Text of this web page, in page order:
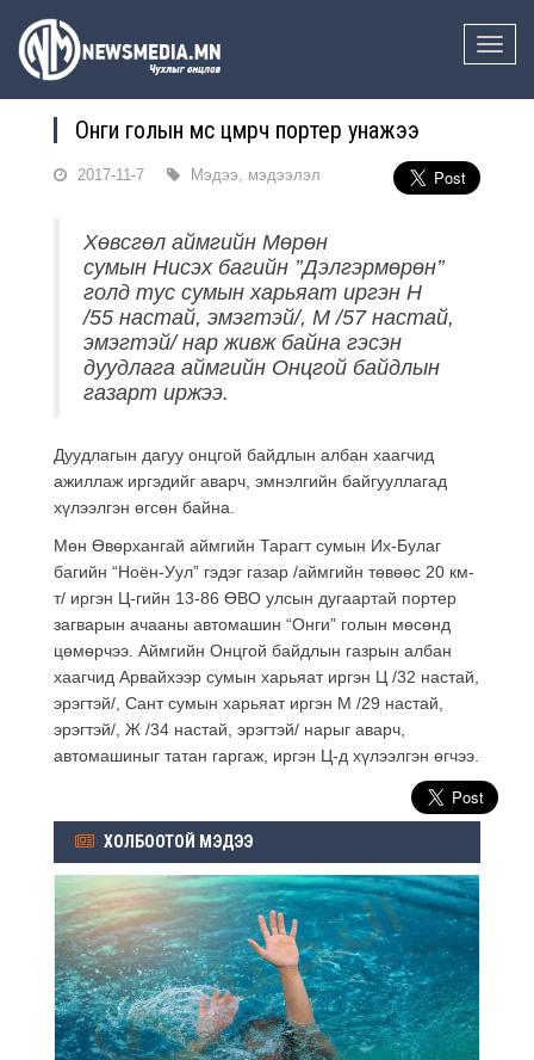
Toggle
Онги голын мөс цөмөрч портер унажээ
2017-11-7 Мэдээ, мэдээлэл
Хөвсгөл аймгийн Мөрөн
сумын Нисэх багийн ’’Дэлгэрмөрөн’’
голд тус сумын харьяат иргэн Н
/55 настай, эмэгтэй/, М /57 настай,
эмэгтэй/ нар живж байна гэсэн
дуудлага аймгийн Онцгой байдлын
газарт иржээ.
Дуудлагын дагуу онцгой байдлын албан хаагчид
ажиллаж иргэдийг аварч, эмнэлгийн байгууллагад
хүлээлгэн өгсөн байна.
Мөн Өвөрхангай аймгийн Тарагт сумын Их-Булаг
багийн “Ноён-Уул” гэдэг газар /аймгийн төвөөс 20 км-
т/ иргэн Ц-гийн 13-86 ӨВО улсын дугаартай портер
загварын ачааны автомашин “Онги” голын мөсөнд
цөмөрчээ. Аймгийн Онцгой байдлын газрын албан
хаагчид Арвайхээр сумын харьяат иргэн Ц /32 настай,
эрэгтэй/, Сант сумын харьяат иргэн М /29 настай,
эрэгтэй/, Ж /34 настай, эрэгтэй/ нарыг аварч,
автомашиныг татан гаргаж, иргэн Ц-д хүлээлгэн өгчээ.
ХОЛБООТОЙ МЭДЭЭ